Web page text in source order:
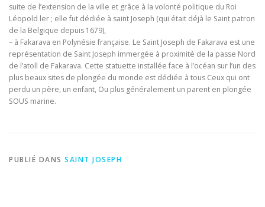
suite de l’extension de la ville et grâce à la volonté politique du Roi
Léopold ler ; elle fut dédiée à saint Joseph (qui était déjà le Saint patron
de la Belgique depuis 1679),
– à Fakarava en Polynésie française. Le Saint Joseph de Fakarava est une
représentation de Saint Joseph immergée à proximité de la passe Nord
de l’atoll de Fakarava. Cette statuette installée face à l’océan sur l’un des
plus beaux sites de plongée du monde est dédiée à tous Ceux qui ont
perdu un père, un enfant, Ou plus généralement un parent en plongée
SOUS marine.
PUBLIÉ DANS SAINT JOSEPH